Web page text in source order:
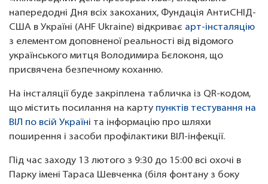
напередодні Дня всіх закоханих, Фундація АнтиСНІД-
США в Україні (AHF Ukraine) відкриває арт-інсталяцію
з елементом доповненої реальності від відомого
українського митця Володимира Бєлоконя, що
присвячена безпечному коханню.
На інсталяції буде закріплена табличка із QR-кодом,
що містить посилання на карту пунктів тестування на
ВІЛ по всій Україні та інформацію про шляхи
поширення і засоби профілактики ВІЛ-інфекції.
Під час заходу 13 лютого з 9:30 до 15:00 всі охочі в
Парку імені Тараса Шевченка (біля фонтану з боку